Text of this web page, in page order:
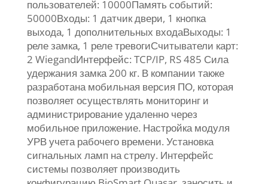
пользователей: 10000Память событий:
50000Входы: 1 датчик двери, 1 кнопка
выхода, 1 дополнительных входаВыходы: 1
реле замка, 1 реле тревогиСчитыватели карт:
2 WiegandИнтерфейс: TCP/IP, RS 485 Сила
удержания замка 200 кг. В компании также
разработана мобильная версия ПО, которая
позволяет осуществлять мониторинг и
администрирование удаленно через
мобильное приложение. Настройка модуля
УРВ учета рабочего времени. Установка
сигнальных ламп на стрелу. Интерфейс
системы позволяет производить